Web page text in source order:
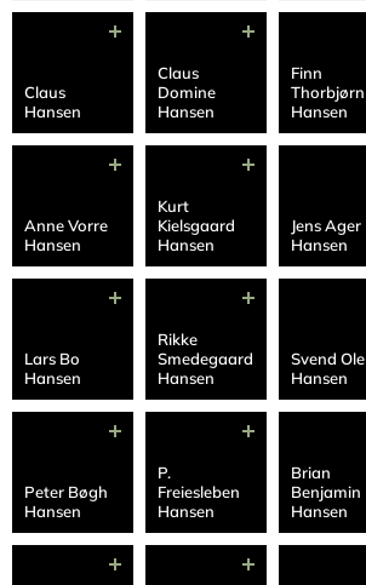
Claus
Hansen
Claus
Domine
Hansen
Finn
Thorbjørn
Hansen
Anne Vorre
Hansen
Kurt
Kielsgaard
Hansen
Jens Ager
Hansen
Lars Bo
Hansen
Rikke
Smedegaard
Hansen
Svend Ole
Hansen
Peter Bøgh
Hansen
P.
Freiesleben
Hansen
Brian
Benjamin
Hansen